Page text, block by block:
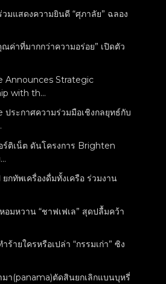
วมแสดงความยินดี “ศุภาลัย” ฉลอง
ค่าที่มากกว่าความอร่อย” เปิดตัว
Announces Strategic
with th...
ประกาศความร่วมมือเชิงกลยุทธ์กับ
ติเน็ต ดันโครงการ Brighten
กทัพเครื่องดื่มทั้งเครือ ร่วมงาน
อมหวาน “ชาฟเฟเล” สุดปลื้มคว้า
ร้ายใครหรือเปล่า “กรรมเก่า” ซิง
า(panama)ตัดสินยกเลิกแบนบุหรี่